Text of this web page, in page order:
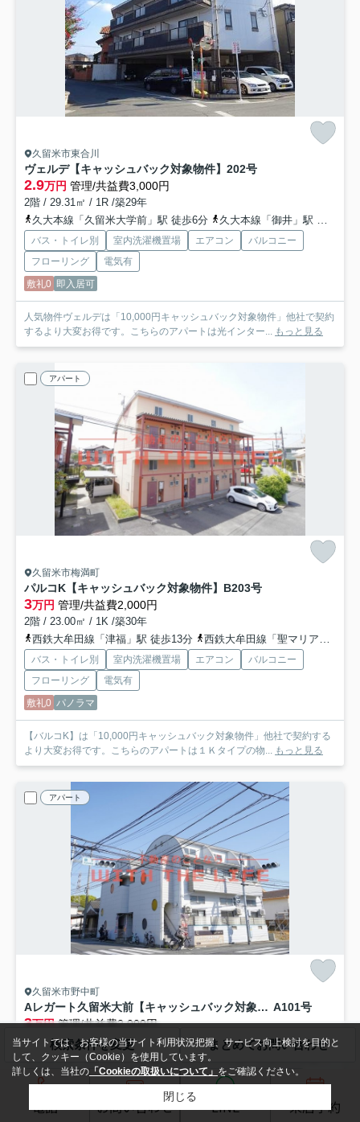
久留米市東合川
ヴェルデ【キャッシュバック対象物件】 202号
2.9万円 管理/共益費3,000円
2階 / 29.31㎡ / 1R /築29年
久大本線「久留米大学前」駅 徒歩6分
久大本線「御井」駅 徒歩20分
バス・トイレ別 室内洗濯機置場 エアコン
バルコニー
フローリング
電気有
敷礼0 即入居可
人気物件ヴェルデは「10,000円キャッシュバック対象物件」他社で契約
するより大変お得です。こちらのアパートは光インター...
もっと見る
アパート
久留米市梅満町
パルコK【キャッシュバック対象物件】 B203号
3万円 管理/共益費2,000円
2階 / 23.00㎡ / 1K /築30年
西鉄大牟田線「津福」駅 徒歩13分
西鉄大牟田線「聖マリア病院前」駅 徒歩15分
バス・トイレ別 室内洗濯機置場 エアコン
バルコニー
フローリング
電気有
敷礼0 パノラマ
【バルコK】は「10,000円キャッシュバック対象物件」他社で契約する
より大変お得です。こちらのアパートは１Ｋタイプの物...
もっと見る
アパート
久留米市野中町
Aレガート久留米大前【キャッシュバック対象物件】 A101号
3万円管理/共益費2,000円
1階 / 20.74㎡ / 1K /築22年
久大本線「南久留米」駅 徒歩13分
久大本線「久留米大学前」駅 徒歩18分
バス・トイレ別 室内洗濯機置場 エアコン
バルコニー
検索条件を変更 まとめてお問い合わせ
電話 お問い合わせ LINE 来店予約
当サイトでは、お客様の当サイト利用状況把握、サービス向上検討を目的と
して、クッキー（Cookie）を使用しています。
詳しくは、当社の 「Cookieの取扱いについて」 をご確認ください。
閉じる